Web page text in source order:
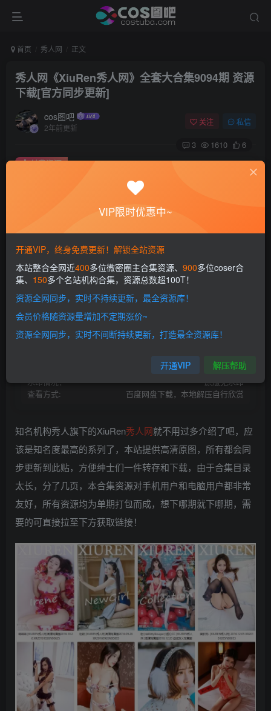
首页 秀人网 正文
秀人网《XiuRen秀人网》全套大合集9094期 资源
下载[官方同步更新]
cos图吧
2年前更新
关注 私信
3 1610 6
此内容为付费资源，请付费后查看
会员专属资源
您暂无购买权限，请先开通会员
开通会员
网盘资源不会解压的请点此查看解压教程>
Gz/7z/Zip压缩包
水印情况：
原版无水印
查看方式:
百度网盘下载，本地解压自行欣赏
付费资源
知名机构秀人旗下的XiuRen秀人网就不用过多介绍了吧，应
该是知名度最高的系列了，本站提供高清原图，所有都会同
步更新到此贴，方便绅士们一件转存和下载，由于合集目录
太长，分了几页，本合集资源对手机用户和电脑用户都非常
友好，所有资源均为单期打包而成，想下哪期就下哪期，需
要的可直接拉至下方获取链接！
VIP限时优惠中~
开通VIP，终身免费更新！解锁全站资源
本站整合全网近400多位微密圈主合集资源、 900多位coser合
集、 150多个名站机构合集，资源总数超100T！
资源全网同步，实时不持续更新，最全资源库！
会员价格随资源量增加不定期涨价~
资源全网同步，实时不间断持续更新，打造最全资源库！
开通VIP 解压帮助